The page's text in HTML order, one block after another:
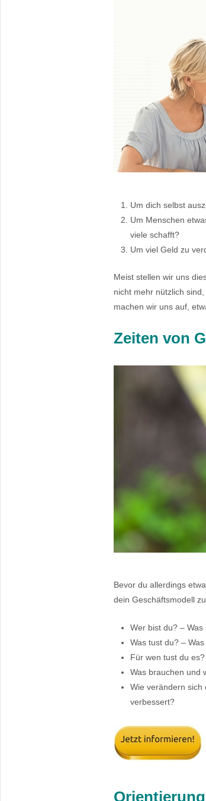
Um dich selbst
Um Menschen
viele schafft?
Um viel Geld zu
Meist stellen wir uns
nicht mehr nützlich
machen wir uns auf,
Zeiten von
Bevor du allerdings
dein Geschäftsmodell
Wer bist du? –
Was tust du? –
Für wen tust du
Was brauchen und
Wie verändern sich
verbessert?